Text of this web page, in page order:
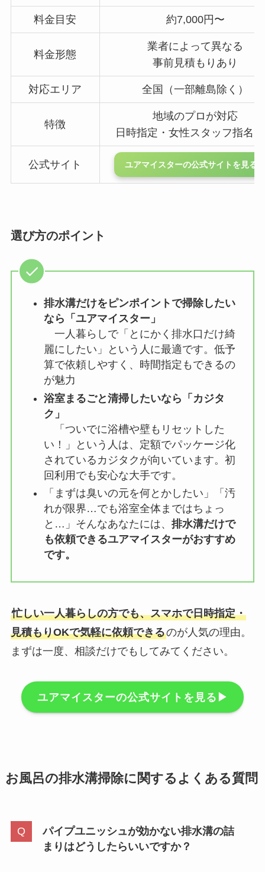
料金目安 約7,000円〜
料金形態
業者によって異なる
事前見積もりあり
対応エリア 全国（一部離島除く）
特徴
地域のプロが対応
日時指定・女性スタッフ指名
公式サイト ユアマイスターの公式サイトを見る▶︎
選び方のポイント
排水溝だけをピンポイントで掃除したい
なら「ユアマイスター」
一人暮らしで「とにかく排水口だけ綺
麗にしたい」という人に最適です。低予
算で依頼しやすく、時間指定もできるの
が魅力
浴室まるごと清掃したいなら「カジタ
ク」
「ついでに浴槽や壁もリセットした
い！」という人は、定額でパッケージ化
されているカジタクが向いています。初
回利用でも安心な大手です。
「まずは臭いの元を何とかしたい」「汚
れが限界…でも浴室全体まではちょっ
と…」そんなあなたには、 排水溝だけで
も依頼できるユアマイスターがおすすめ
です。
忙しい一人暮らしの方でも、スマホで日時指定・
見積もりOKで気軽に依頼できるのが人気の理由。
まずは一度、相談だけでもしてみてください。
ユアマイスターの公式サイトを見る▶︎
お風呂の排水溝掃除に関するよくある質問
パイプユニッシュが効かない排水溝の詰
まりはどうしたらいいですか？